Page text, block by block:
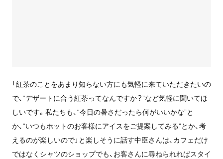
「紅茶のことをあまり知らない方にも気軽に来ていただきたいの
で、“デザートに合う紅茶ってなんですか？”など気軽に聞いてほ
しいです。私たちも、“今日の暑さだったら何がいいかな”と
か、“いつもホットのお客様にアイスをご提案してみる”とか、考
えるのが楽しいので」と楽しそうに話す中臣さんは、 カフェだけ
ではなくシャツのショップでも、お客さんに尋ねられればスタイ